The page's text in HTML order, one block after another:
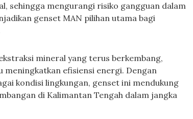
sehingga mengurangi risiko gangguan dalam
genset MAN pilihan utama bagi
mineral yang terus berkembang,
meningkatkan efisiensi energi. Dengan
kondisi lingkungan, genset ini mendukung
di Kalimantan Tengah dalam jangka